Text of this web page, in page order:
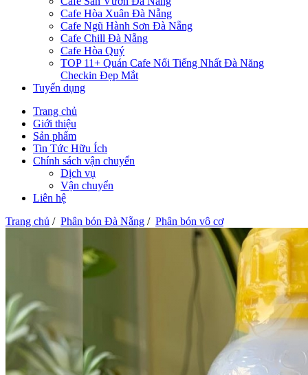
Cafe Hòa Xuân Đà Nẵng
Cafe Ngũ Hành Sơn Đà Nẵng
Cafe Chill Đà Nẵng
Cafe Hòa Quý
TOP 11+ Quán Cafe Nổi Tiếng Nhất Đà Năng
Checkin Đẹp Mắt
Tuyển dụng
Trang chủ
Giới thiệu
Sản phẩm
Tin Tức Hữu Ích
Chính sách vận chuyển
Dịch vụ
Vận chuyển
Liên hệ
Trang chủ / Phân bón Đà Nẵng / Phân bón vô cơ